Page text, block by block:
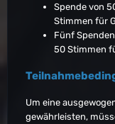
Spende von
Stimmen für
Fünf
50 Stimmen
Um eine
gewährleisten,